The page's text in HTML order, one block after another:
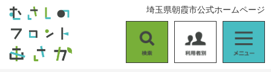
索
用
ニ
埼玉県朝霞市公式ホームページ